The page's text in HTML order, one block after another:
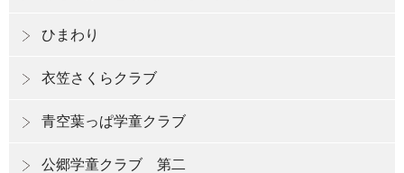
ひまわり
衣笠さくらクラブ
青空葉っぱ学童クラブ
公郷学童クラブ 第二